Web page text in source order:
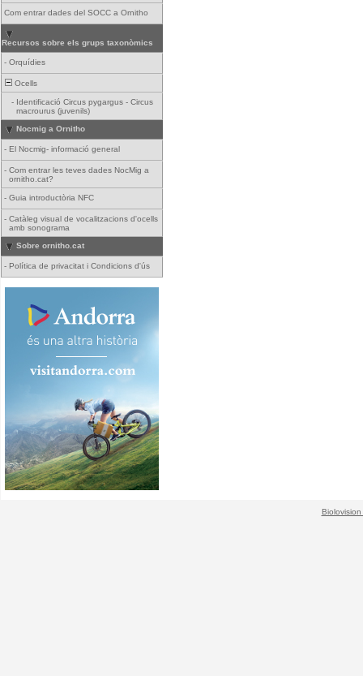
Com entrar dades del SOCC a Ornitho
Recursos sobre els grups taxonòmics
- Orquídies
Ocells
- Identificació Circus pygargus - Circus
macrourus (juvenils)
Nocmig a Ornitho
- El Nocmig- informació general
- Com entrar les teves dades NocMig a
ornitho.cat?
- Guia introductòria NFC
- Catàleg visual de vocalitzacions d'ocells
amb sonograma
Sobre ornitho.cat
- Política de privacitat i Condicions d'ús
Biolovision